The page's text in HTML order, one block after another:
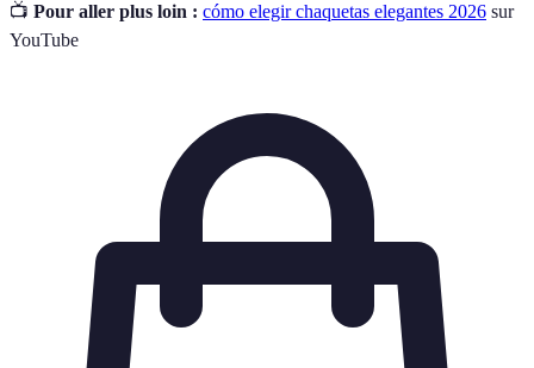
📺 Pour aller plus loin : cómo elegir chaquetas elegantes 2026 sur
YouTube